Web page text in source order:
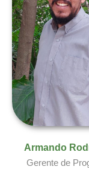
Armando
Gerente de